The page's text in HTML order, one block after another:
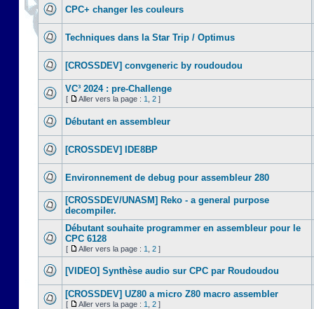
CPC+ changer les couleurs
Techniques dans la Star Trip / Optimus
[CROSSDEV] convgeneric by roudoudou
VC³ 2024 : pre-Challenge
[ Aller vers la page : 1 2 ]
Débutant en assembleur
[CROSSDEV] IDE8BP
Environnement de debug pour assembleur 280
[CROSSDEV/UNASM] Reko - a general purpose
decompiler.
Débutant souhaite programmer en assembleur pour le
CPC 6128
[ Aller vers la page : 1 2 ]
[VIDEO] Synthèse audio sur CPC par Roudoudou
[CROSSDEV] UZ80 a micro Z80 macro assembler
[ Aller vers la page : 1 2 ]